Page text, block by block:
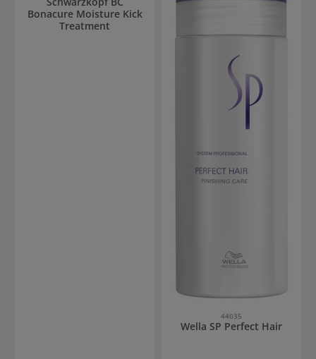
Bonacure Moisture Kick
Treatment
44035
Wella SP Perfect Hair